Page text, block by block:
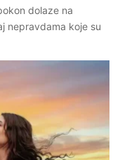
dolaze na
nepravdama koje su